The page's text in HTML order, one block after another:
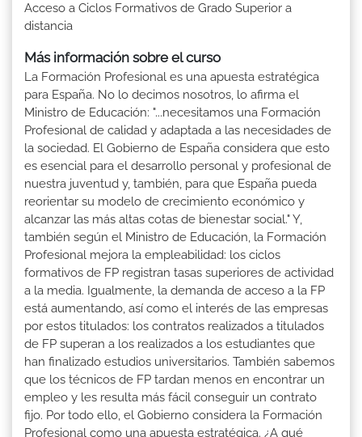
Acceso a Ciclos Formativos de Grado Superior a
distancia
Más información sobre el curso
La Formación Profesional es una apuesta estratégica
para España. No lo decimos nosotros, lo afirma el
Ministro de Educación: "...necesitamos una Formación
Profesional de calidad y adaptada a las necesidades de
la sociedad. El Gobierno de España considera que esto
es esencial para el desarrollo personal y profesional de
nuestra juventud y, también, para que España pueda
reorientar su modelo de crecimiento económico y
alcanzar las más altas cotas de bienestar social." Y,
también según el Ministro de Educación, la Formación
Profesional mejora la empleabilidad: los ciclos
formativos de FP registran tasas superiores de actividad
a la media. Igualmente, la demanda de acceso a la FP
está aumentando, así como el interés de las empresas
por estos titulados: los contratos realizados a titulados
de FP superan a los realizados a los estudiantes que
han finalizado estudios universitarios. También sabemos
que los técnicos de FP tardan menos en encontrar un
empleo y les resulta más fácil conseguir un contrato
fijo. Por todo ello, el Gobierno considera la Formación
Profesional como una apuesta estratégica. ¿A qué